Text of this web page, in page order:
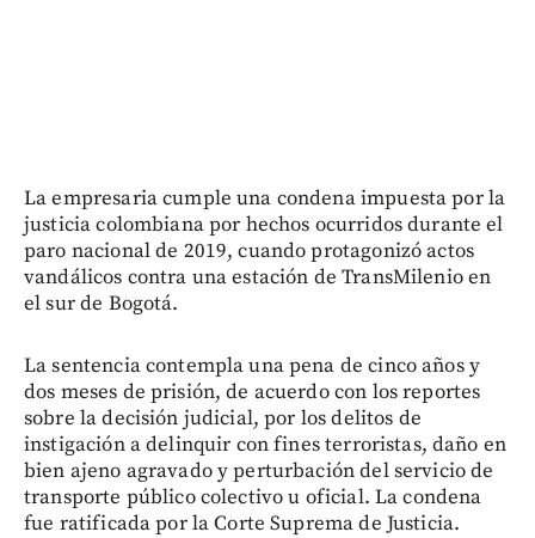
La empresaria cumple una condena impuesta por la
justicia colombiana por hechos ocurridos durante el
paro nacional de 2019, cuando protagonizó actos
vandálicos contra una estación de TransMilenio en
el sur de Bogotá.
La sentencia contempla una pena de cinco años y
dos meses de prisión, de acuerdo con los reportes
sobre la decisión judicial, por los delitos de
instigación a delinquir con fines terroristas, daño en
bien ajeno agravado y perturbación del servicio de
transporte público colectivo u oficial. La condena
fue ratificada por la Corte Suprema de Justicia.